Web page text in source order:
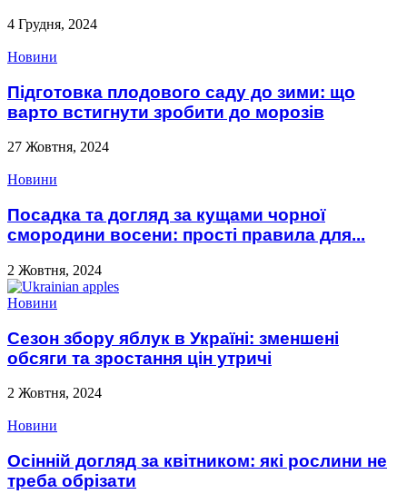
4 Грудня, 2024
Новини
Підготовка плодового саду до зими: що
варто встигнути зробити до морозів
27 Жовтня, 2024
Новини
Посадка та догляд за кущами чорної
смородини восени: прості правила для...
2 Жовтня, 2024
Новини
Сезон збору яблук в Україні: зменшені
обсяги та зростання цін утричі
2 Жовтня, 2024
Новини
Осінній догляд за квітником: які рослини не
треба обрізати